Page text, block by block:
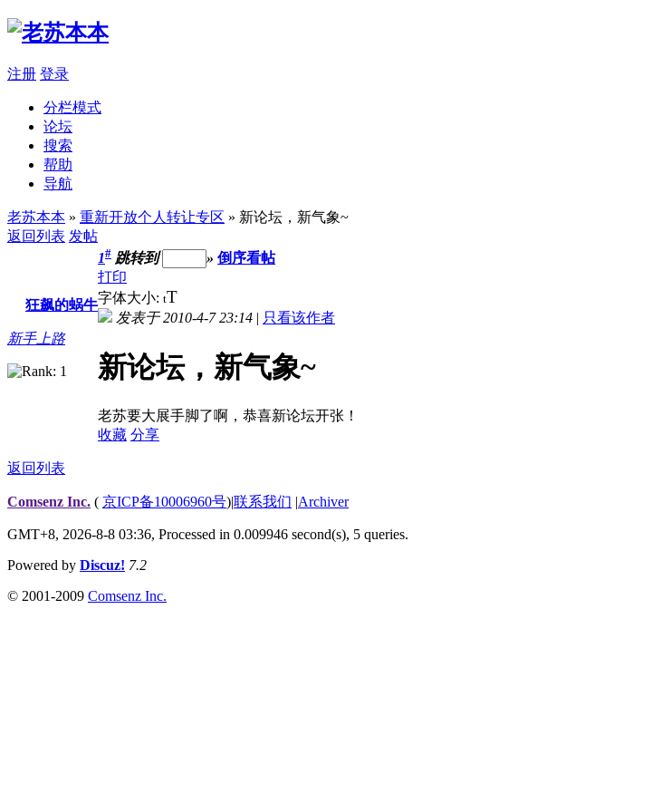
注册 登录
分栏模式
论坛
搜索
帮助
导航
老苏本本 » 重新开放个人转让专区 » 新论坛，新气象~
返回列表 发帖
狂飙的蜗牛
新手上路
1# 跳转到 » 倒序看帖
打印
字体大小: tT
发表于 2010-4-7 23:14 | 只看该作者
新论坛，新气象~
老苏要大展手脚了啊，恭喜新论坛开张！
收藏 分享
返回列表
Comsenz Inc. ( 京ICP备10006960号)|联系我们 |Archiver
GMT+8, 2026-8-8 03:36, Processed in 0.009946 second(s), 5 queries.
Powered by Discuz! 7.2
© 2001-2009 Comsenz Inc.